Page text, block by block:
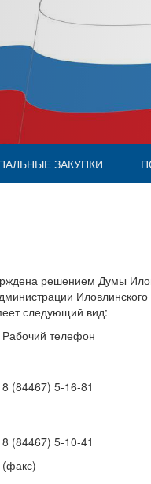
ЗАКУПКИ
решением Думы
Иловлинского
следующий вид:
Рабочий телефон
8 (84467) 5-16-81
8 (84467) 5-10-41
(факс)